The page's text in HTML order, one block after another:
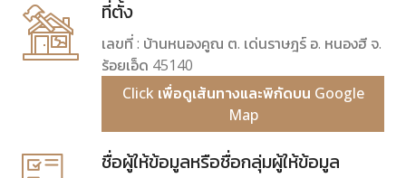
ที่ตั้ง
เลขที่ : บ้านหนองคูณ ต. เด่นราษฎร์ อ. หนองฮี จ.
ร้อยเอ็ด 45140
Click เพื่อดูเส้นทางและพิกัดบน Google
Map
ชื่อผู้ให้ข้อมูลหรือชื่อกลุ่มผู้ให้ข้อมูล